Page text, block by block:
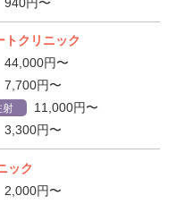
940円〜
クリニック
44,000円〜
7,700円〜
射 11,000円〜
3,300円〜
ック
2,000円〜